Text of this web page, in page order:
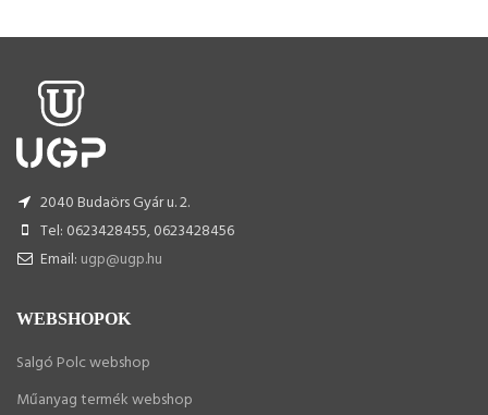
2040 Budaörs Gyár u. 2.
Tel: 0623428455, 0623428456
Email: ugp@ugp.hu
WEBSHOPOK
Salgó Polc webshop
Műanyag termék webshop